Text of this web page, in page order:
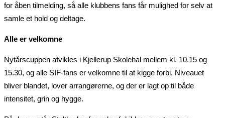
for åben tilmelding, så alle klubbens fans får mulighed for selv at
samle et hold og deltage.
Alle er velkomne
Nytårscuppen afvikles i Kjellerup Skolehal mellem kl. 10.15 og
15.30, og alle SIF-fans er velkomne til at kigge forbi. Niveauet
bliver blandet, lover arrangørerne, og der er lagt op til både
intensitet, grin og hygge.